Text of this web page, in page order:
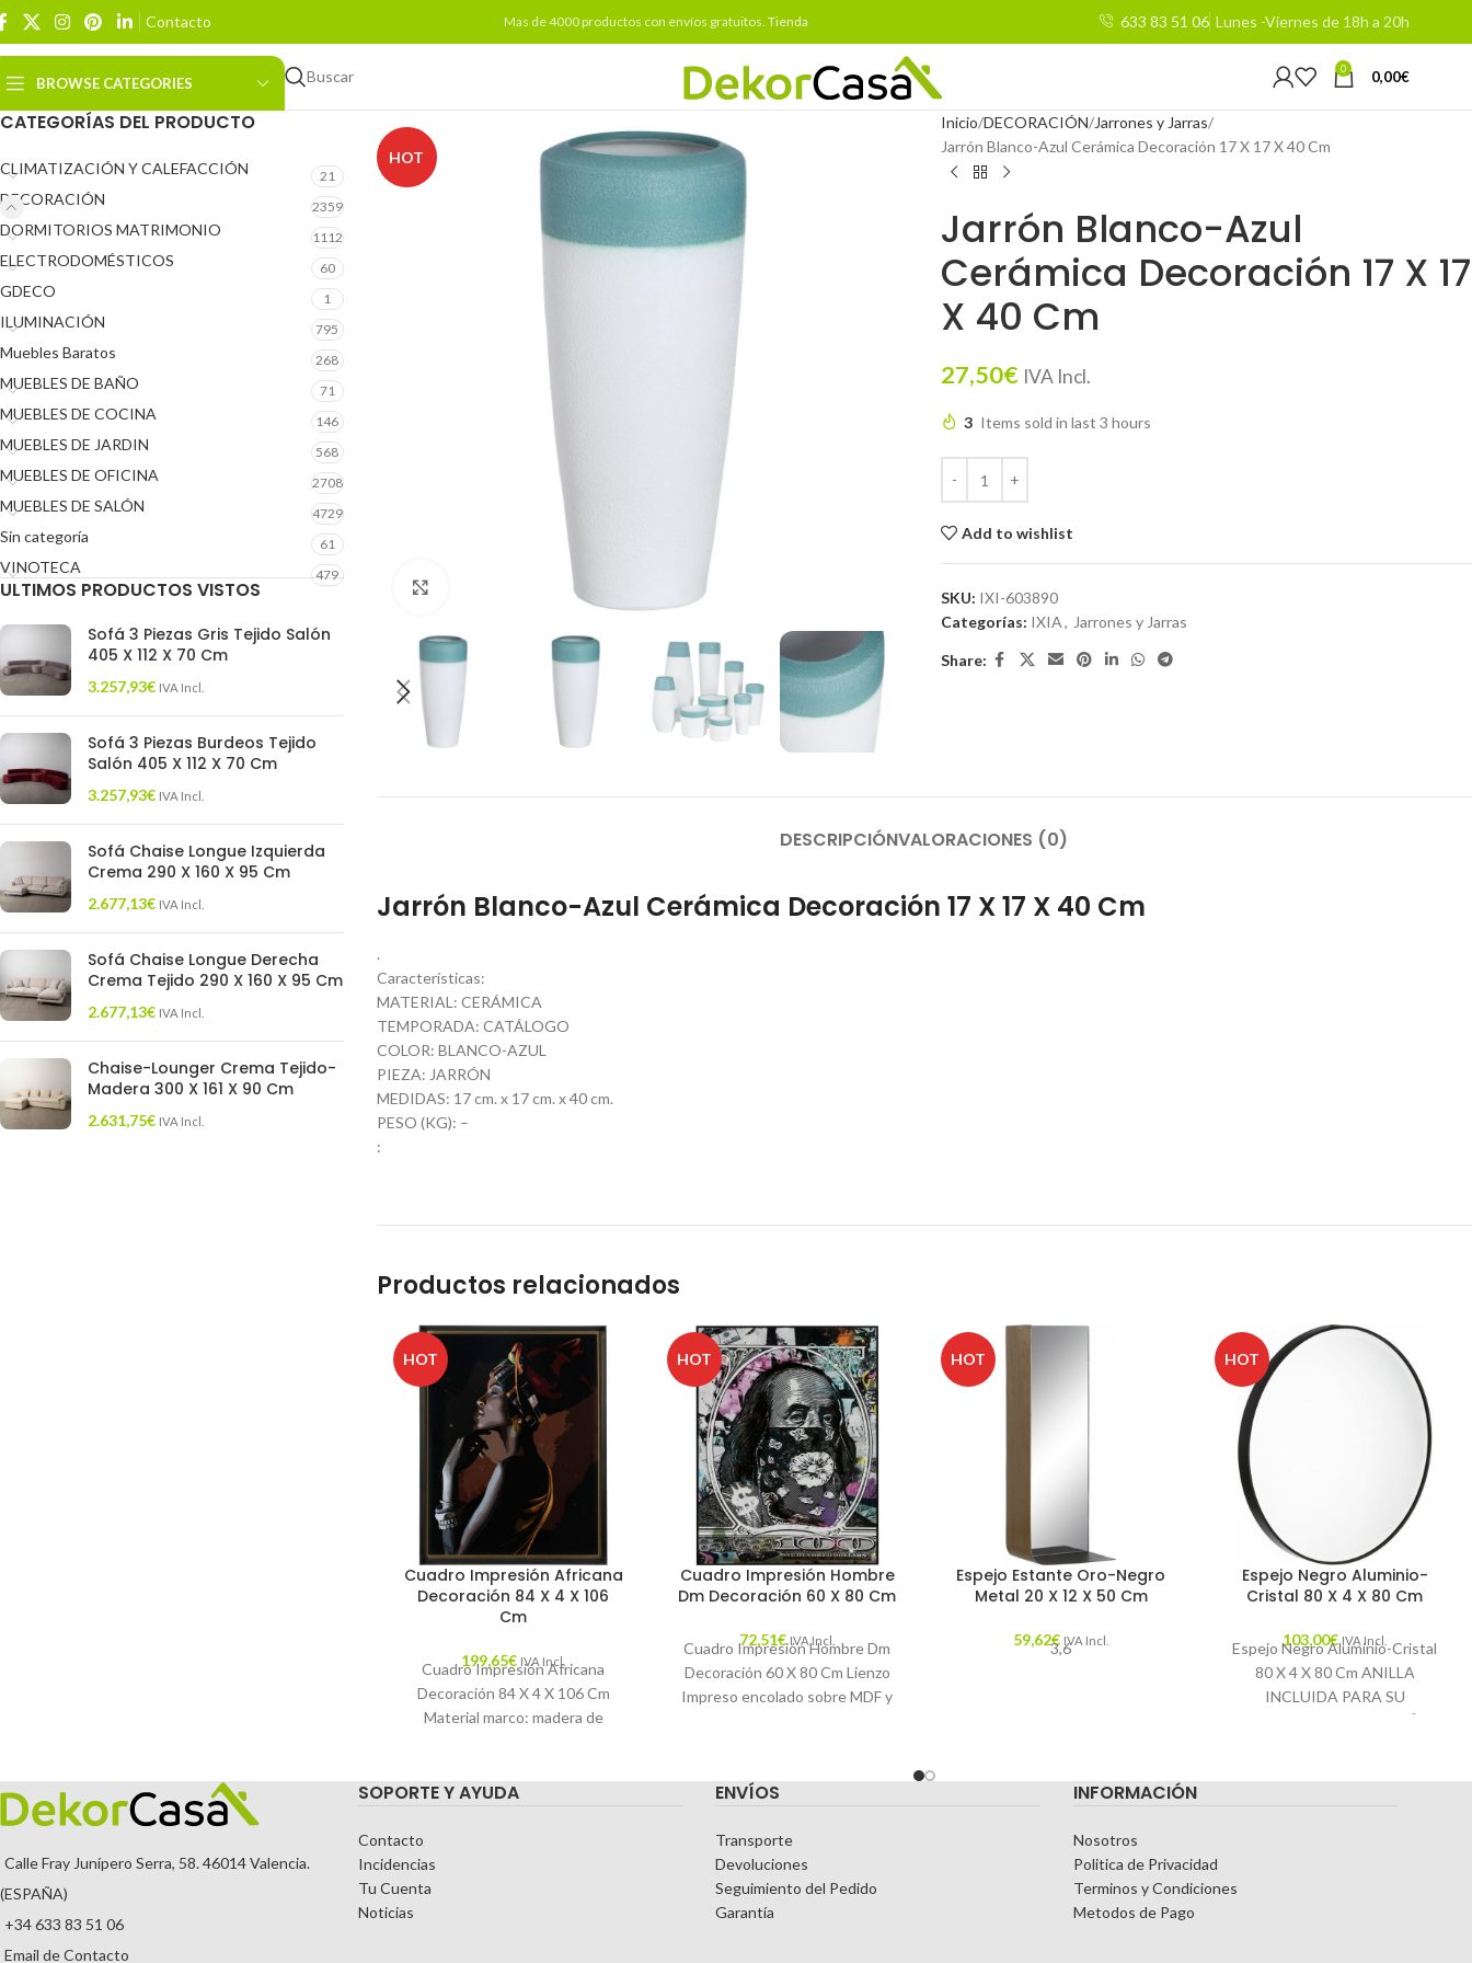
Contacto Mas de 4000 productos con envíos gratuitos. Tienda 633 83 51 06 Lunes -Viernes de 18h a 20h
BROWSE CATEGORIES Buscar 0 0,00€
CATEGORÍAS DEL PRODUCTO
CLIMATIZACIÓN Y CALEFACCIÓN 21
DECORACIÓN 2359
DORMITORIOS MATRIMONIO 1112
ELECTRODOMÉSTICOS 60
GDECO 1
ILUMINACIÓN 795
Muebles Baratos 268
MUEBLES DE BAÑO 71
MUEBLES DE COCINA 146
MUEBLES DE JARDIN 568
MUEBLES DE OFICINA 2708
MUEBLES DE SALÓN 4729
Sin categoría 61
VINOTECA 479
ULTIMOS PRODUCTOS VISTOS
Sofá 3 Piezas Gris Tejido Salón
405 X 112 X 70 Cm
3.257,93€ IVA Incl.
Sofá 3 Piezas Burdeos Tejido
Salón 405 X 112 X 70 Cm
3.257,93€ IVA Incl.
Sofá Chaise Longue Izquierda
Crema 290 X 160 X 95 Cm
2.677,13€ IVA Incl.
Sofá Chaise Longue Derecha
Crema Tejido 290 X 160 X 95 Cm
2.677,13€ IVA Incl.
Chaise-Lounger Crema Tejido-
Madera 300 X 161 X 90 Cm
2.631,75€ IVA Incl.
HOT
Inicio DECORACIÓN Jarrones y Jarras
Jarrón Blanco-Azul Cerámica Decoración 17 X 17 X 40 Cm
Jarrón Blanco-Azul
Cerámica Decoración 17 X 17
X 40 Cm
27,50€ IVA Incl.
3 Items sold in last 3 hours
Add to wishlist
SKU: IXI-603890
Categorías: IXIA, Jarrones y Jarras
Share:
DESCRIPCIÓNVALORACIONES (0)
Jarrón Blanco-Azul Cerámica Decoración 17 X 17 X 40 Cm
.
Características:
MATERIAL: CERÁMICA
TEMPORADA: CATÁLOGO
COLOR: BLANCO-AZUL
PIEZA: JARRÓN
MEDIDAS: 17 cm. x 17 cm. x 40 cm.
PESO (KG): –
:
Productos relacionados
HOT
Cuadro Impresión Africana
Decoración 84 X 4 X 106
Cm
199,65€ IVA Incl.
Cuadro Impresión Africana
Decoración 84 X 4 X 106 Cm
Material marco: madera de
TEMPORADA: CATÁLOGO
HOT
Cuadro Impresión Hombre
Dm Decoración 60 X 80 Cm
72,51€ IVA Incl.
Cuadro Impresión Hombre Dm
Decoración 60 X 80 Cm Lienzo
Impreso encolado sobre MDF y
HOT
Espejo Estante Oro-Negro
Metal 20 X 12 X 50 Cm
59,62€ IVA Incl.
3,6
HOT
Espejo Negro Aluminio-
Cristal 80 X 4 X 80 Cm
103,00€ IVA Incl.
Espejo Negro Aluminio-Cristal
80 X 4 X 80 Cm ANILLA
INCLUIDA PARA SU
CORRECTA COLOCACIÓN.
Calle Fray Junípero Serra, 58. 46014 Valencia.
(ESPAÑA)
+34 633 83 51 06
Email de Contacto
SOPORTE Y AYUDA
Contacto
Incidencias
Tu Cuenta
Noticias
ENVÍOS
Transporte
Devoluciones
Seguimiento del Pedido
Garantía
INFORMACIÓN
Nosotros
Politica de Privacidad
Terminos y Condiciones
Metodos de Pago